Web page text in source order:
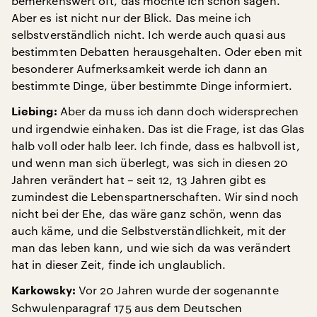
Aber es ist nicht nur der Blick. Das meine ich
selbstverständlich nicht. Ich werde auch quasi aus
bestimmten Debatten herausgehalten. Oder eben mit
besonderer Aufmerksamkeit werde ich dann an
bestimmte Dinge, über bestimmte Dinge informiert.
Liebing: Aber da muss ich dann doch widersprechen
und irgendwie einhaken. Das ist die Frage, ist das Glas
halb voll oder halb leer. Ich finde, dass es halbvoll ist,
und wenn man sich überlegt, was sich in diesen 20
Jahren verändert hat – seit 12, 13 Jahren gibt es
zumindest die Lebenspartnerschaften. Wir sind noch
nicht bei der Ehe, das wäre ganz schön, wenn das
auch käme, und die Selbstverständlichkeit, mit der
man das leben kann, und wie sich da was verändert
hat in dieser Zeit, finde ich unglaublich.
Karkowsky: Vor 20 Jahren wurde der sogenannte
Schwulenparagraf 175 aus dem Deutschen